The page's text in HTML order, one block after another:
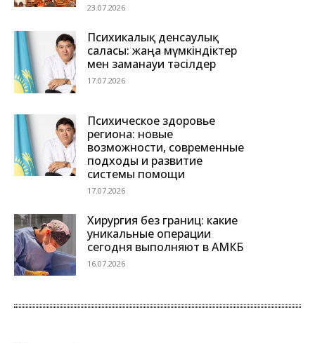
23.07.2026
Психикалық денсаулық
саласы: жаңа мүмкіндіктер
мен заманауи тәсілдер
17.07.2026
Психическое здоровье
региона: новые
возможности, современные
подходы и развитие
системы помощи
17.07.2026
Хирургия без границ: какие
уникальные операции
сегодня выполняют в АМКБ
16.07.2026